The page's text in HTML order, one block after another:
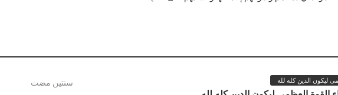
سنتين مضت ليكون الدين كله لله